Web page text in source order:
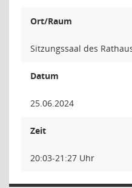
Ort/Raum
Sitzungssaal des
Datum
25.06.2024
Zeit
20:03-21:27 Uhr